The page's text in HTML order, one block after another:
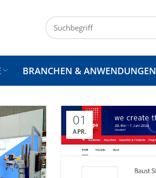
BRANCHEN & ANWENDUNGEN
01
APR.